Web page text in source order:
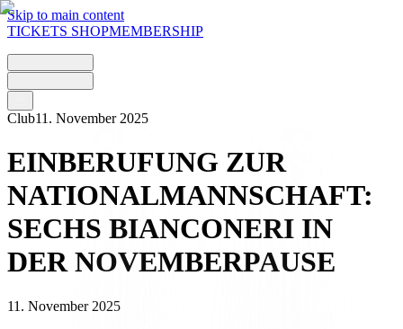
Skip to main content
TICKETS SHOPMEMBERSHIP
Club11. November 2025
EINBERUFUNG ZUR
NATIONALMANNSCHAFT:
SECHS BIANCONERI IN
DER NOVEMBERPAUSE
11. November 2025